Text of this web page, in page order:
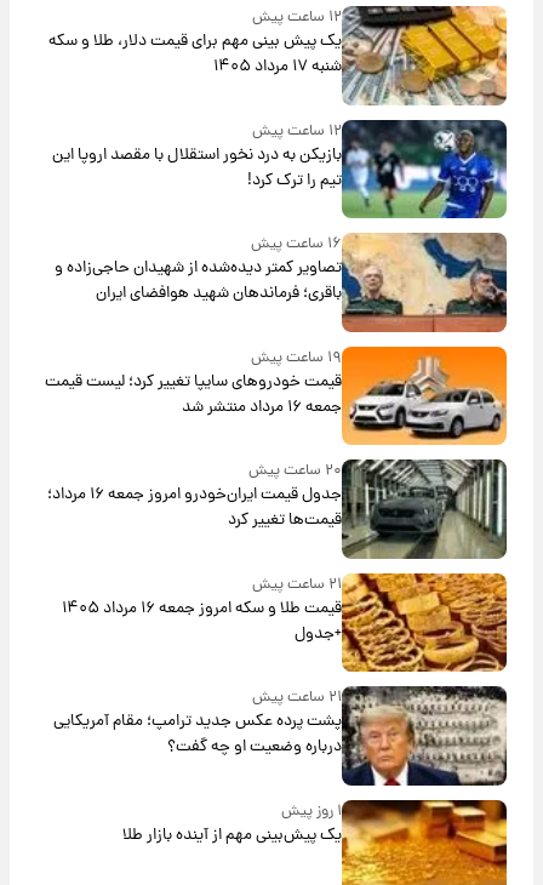
۱۲ ساعت پیش
یک پیش ‌بینی مهم برای قیمت دلار، طلا و سکه
شنبه ۱۷ مرداد ۱۴۰۵
۱۲ ساعت پیش
بازیکن به درد نخور استقلال با مقصد اروپا این
تیم را ترک کرد!
۱۶ ساعت پیش
تصاویر کمتر دیده‌شده از شهیدان حاجی‌زاده و
باقری؛ فرماندهان شهید هوافضای ایران
۱۹ ساعت پیش
قیمت خودروهای سایپا تغییر کرد؛ لیست قیمت
جمعه ۱۶ مرداد منتشر شد
۲۰ ساعت پیش
جدول قیمت ایران‌خودرو امروز جمعه ۱۶ مرداد؛
قیمت‌ها تغییر کرد
۲۱ ساعت پیش
قیمت طلا و سکه امروز جمعه ۱۶ مرداد ۱۴۰۵
+جدول
۲۱ ساعت پیش
پشت پرده عکس جدید ترامپ؛ مقام آمریکایی
درباره وضعیت او چه گفت؟
۱ روز پیش
یک پیش‌بینی مهم از آینده بازار طلا